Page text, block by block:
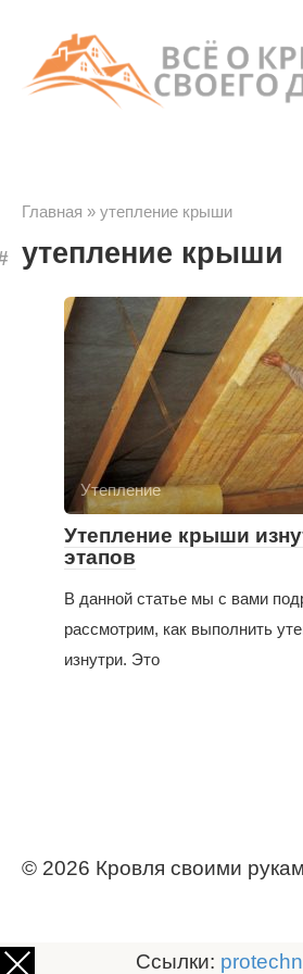
контенту
Главная » утепление крыши
утепление крыши
Утепление
Утепление крыши
этапов
В данной статье мы с вами
рассмотрим, как выполнить
изнутри. Это
© 2026 Кровля своими
Ссылки: